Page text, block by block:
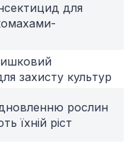
для
захисту культур
рослин
їхній ріст